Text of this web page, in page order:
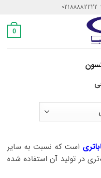
02188882222
0
است که نسبت به سایر
در تولید آن استفاده شده